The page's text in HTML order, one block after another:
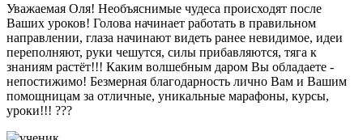
Уважаемая Оля! Необъяснимые чудеса происходят после
Ваших уроков! Голова начинает работать в правильном
направлении, глаза начинают видеть ранее невидимое, идеи
переполняют, руки чешутся, силы прибавляются, тяга к
знаниям растёт!!! Каким волшебным даром Вы обладаете -
непостижимо! Безмерная благодарность лично Вам и Вашим
помощницам за отличные, уникальные марафоны, курсы,
уроки!!! ???